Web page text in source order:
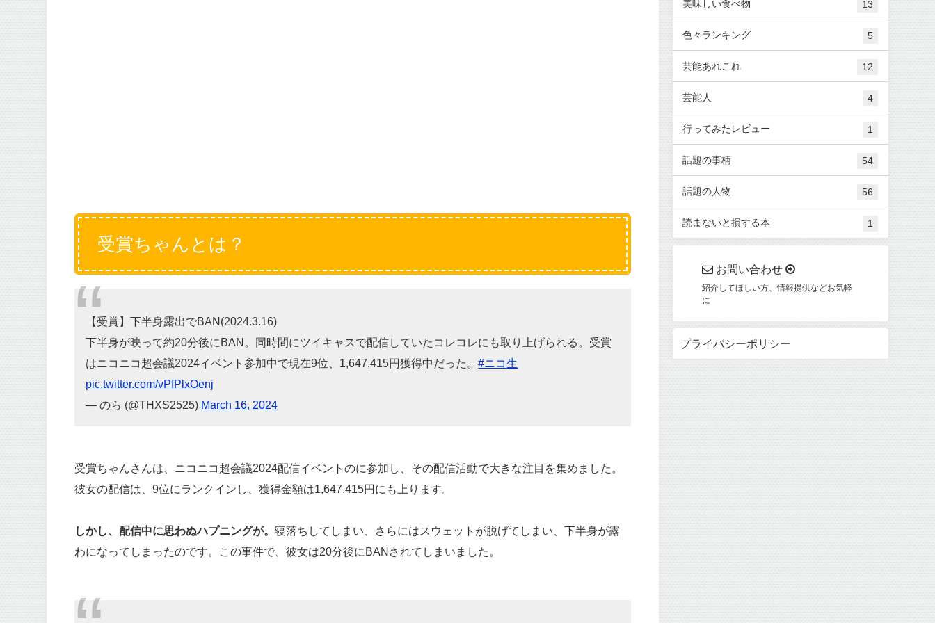
受賞ちゃんとは？
【受賞】下半身露出でBAN(2024.3.16)
下半身が映って約20分後にBAN。同時間にツイキャスで配信していたコレコレにも取り上げられる。受賞
はニコニコ超会議2024イベント参加中で現在9位、1,647,415円獲得中だった。#ニコ生
pic.twitter.com/vPfPlxOenj
— のら (@THXS2525) March 16, 2024
受賞ちゃんさんは、ニコニコ超会議2024配信イベントのに参加し、その配信活動で大きな注目を集めました。
彼女の配信は、9位にランクインし、獲得金額は1,647,415円にも上ります。
しかし、配信中に思わぬハプニングが。寝落ちしてしまい、さらにはスウェットが脱げてしまい、下半身が露
わになってしまったのです。この事件で、彼女は20分後にBANされてしまいました。
美味しい食べ物 13
色々ランキング 5
芸能あれこれ 12
芸能人 4
行ってみたレビュー 1
話題の事柄 54
話題の人物 56
読まないと損する本 1
お問い合わせ
紹介してほしい方、情報提供などお気軽
に
プライバシーポリシー